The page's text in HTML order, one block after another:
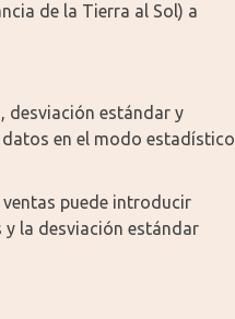
de la Tierra al Sol) a
desviación estándar y
en el modo estadístico
puede introducir
la desviación estándar